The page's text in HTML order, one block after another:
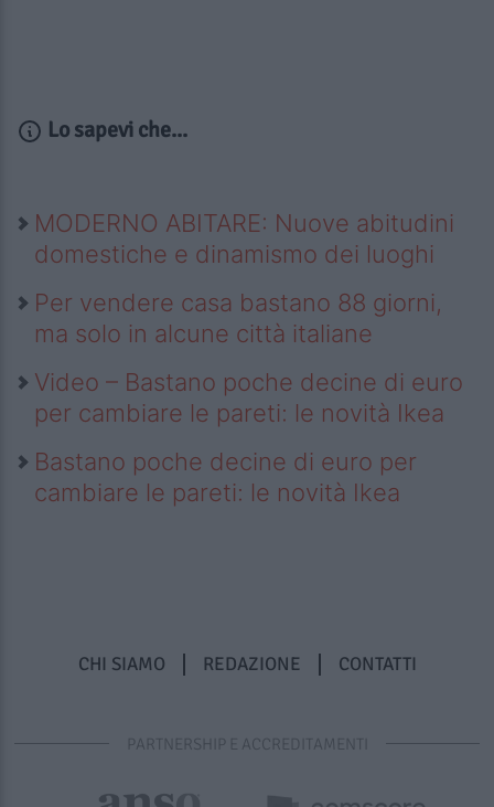
Lo sapevi che...
MODERNO ABITARE: Nuove abitudini
domestiche e dinamismo dei luoghi
Per vendere casa bastano 88 giorni,
ma solo in alcune città italiane
Video – Bastano poche decine di euro
per cambiare le pareti: le novità Ikea
Bastano poche decine di euro per
cambiare le pareti: le novità Ikea
CHI SIAMO REDAZIONE CONTATTI
PARTNERSHIP E ACCREDITAMENTI